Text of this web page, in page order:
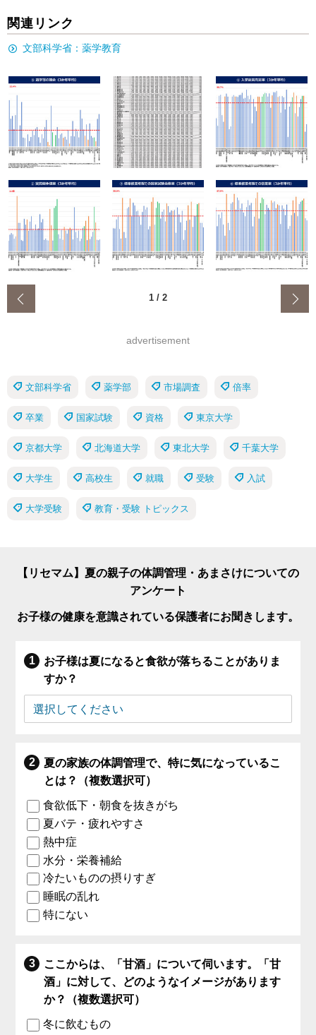
関連リンク
文部科学省：薬学教育
1 / 2
advertisement
文部科学省 薬学部 市場調査 倍率
卒業 国家試験 資格 東京大学
京都大学 北海道大学 東北大学 千葉大学
大学生 高校生 就職 受験 入試
大学受験 教育・受験 トピックス
【リセマム】夏の親子の体調管理・あまさけについての
アンケート
お子様の健康を意識されている保護者にお聞きします。
お子様は夏になると食欲が落ちることがありま
すか？
夏の家族の体調管理で、特に気になっているこ
とは？（複数選択可）
食欲低下・朝食を抜きがち
夏バテ・疲れやすさ
熱中症
水分・栄養補給
冷たいものの摂りすぎ
睡眠の乱れ
特にない
ここからは、「甘酒」について伺います。「甘
酒」に対して、どのようなイメージがあります
か？（複数選択可）
冬に飲むもの